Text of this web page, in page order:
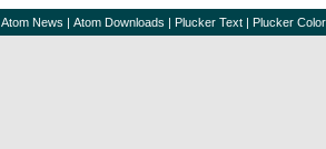
Atom News | Atom Downloads | Plucker Text | Plucker Color